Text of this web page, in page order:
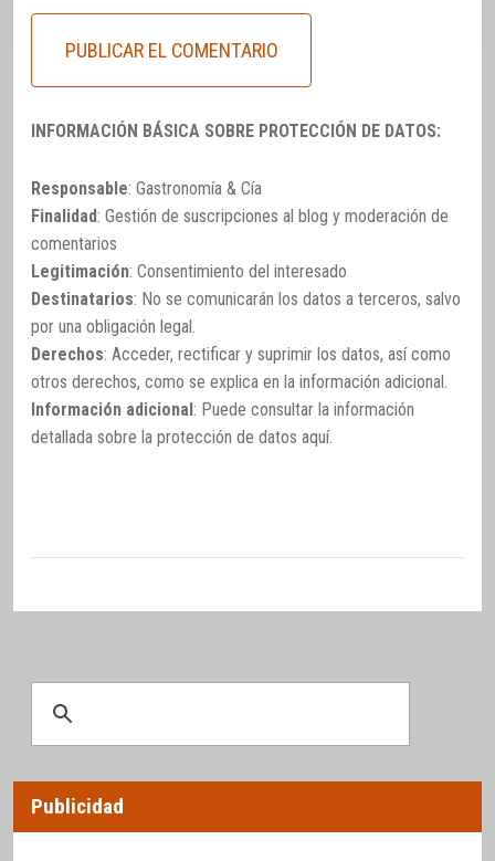
INFORMACIÓN BÁSICA SOBRE PROTECCIÓN DE DATOS:
Responsable: Gastronomía & Cía
Finalidad: Gestión de suscripciones al blog y moderación de
comentarios
Legitimación: Consentimiento del interesado
Destinatarios: No se comunicarán los datos a terceros, salvo
por una obligación legal.
Derechos: Acceder, rectificar y suprimir los datos, así como
otros derechos, como se explica en la información adicional.
Información adicional: Puede consultar la información
detallada sobre la protección de datos aquí.
Publicidad